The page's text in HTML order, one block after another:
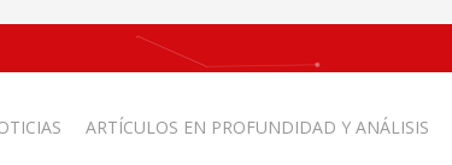
ARTÍCULOS EN PROFUNDIDAD Y ANÁLISIS